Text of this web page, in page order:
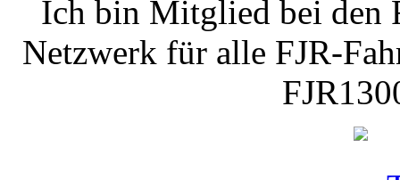
Ich bin Mitglied bei den
Netzwerk für alle FJR-